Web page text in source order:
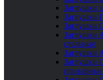
Заглушки
Заглушки
Заглушки
Заглушки
стальные
Заглушки
Заглушки
приварные